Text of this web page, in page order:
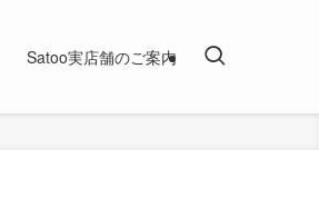
Satoo実店舗のご案内